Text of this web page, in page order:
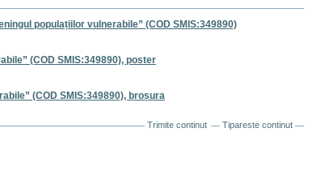
populațiilor vulnerabile” (COD SMIS:349890)
(COD SMIS:349890), poster
(COD SMIS:349890), broșura
Trimite continut Tipareste continut